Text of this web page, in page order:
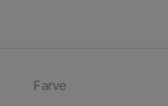
Farve